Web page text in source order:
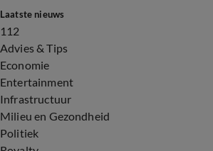
Laatste nieuws
112
Advies & Tips
Economie
Entertainment
Infrastructuur
Milieu en Gezondheid
Politiek